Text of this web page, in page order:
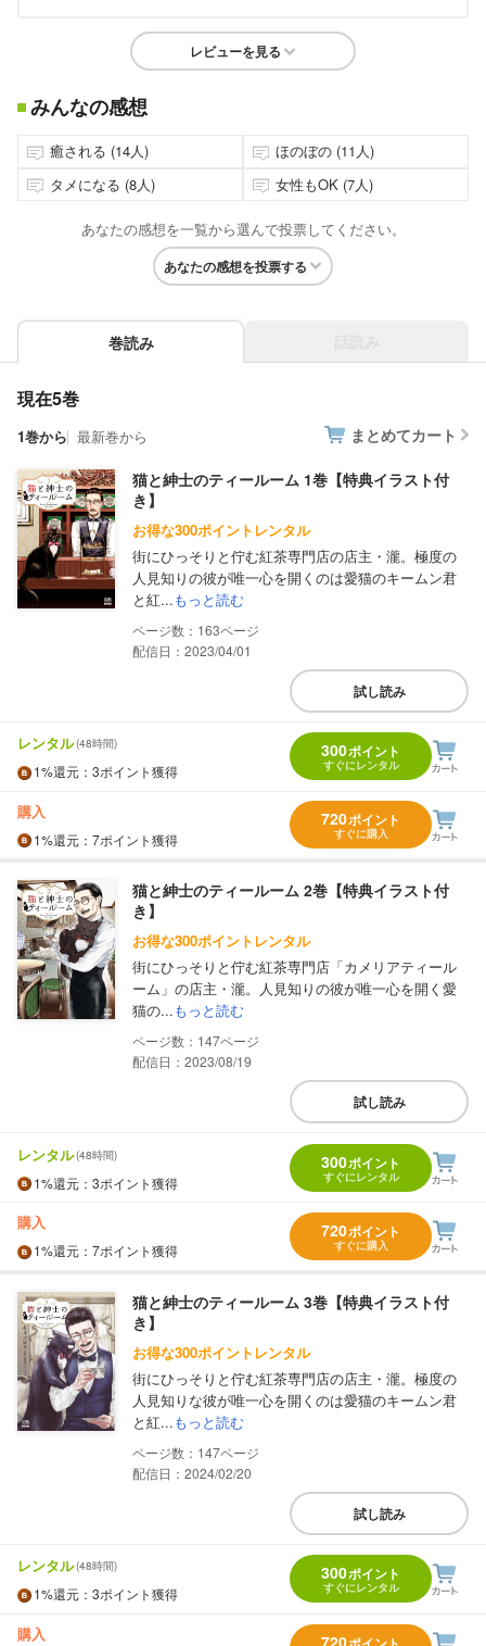
レビューを見る
みんなの感想
癒される (14人)
ほのぼの (11人)
タメになる (8人)
女性もOK (7人)
あなたの感想を一覧から選んで投票してください。
あなたの感想を投票する
巻読み
現在5巻
1巻から 最新巻から まとめてカート
猫と紳士のティールーム 1巻【特典イラスト付
き】
お得な300ポイントレンタル
街にひっそりと佇む紅茶専門店の店主・瀧。極度の
人見知りの彼が唯一心を開くのは愛猫のキームン君
と紅...もっと読む
163
配信日：2023/04/01
試し読み
レンタル(48時間)
1%還元 ：3ポイント獲得
300ポイント
すぐにレンタル
購入
1%還元 ：7ポイント獲得
720ポイント
すぐに購入
猫と紳士のティールーム 2巻【特典イラスト付
き】
お得な300ポイントレンタル
街にひっそりと佇む紅茶専門店「カメリアティール
ーム」の店主・瀧。人見知りの彼が唯一心を開く愛
猫の...もっと読む
147
配信日：2023/08/19
試し読み
レンタル(48時間)
1%還元 ：3ポイント獲得
300ポイント
すぐにレンタル
購入
1%還元 ：7ポイント獲得
720ポイント
すぐに購入
猫と紳士のティールーム 3巻【特典イラスト付
き】
お得な300ポイントレンタル
街にひっそりと佇む紅茶専門店の店主・瀧。極度の
人見知りな彼が唯一心を開くのは愛猫のキームン君
と紅...もっと読む
147
配信日：2024/02/20
試し読み
レンタル(48時間)
1%還元 ：3ポイント獲得
300ポイント
すぐにレンタル
購入 720